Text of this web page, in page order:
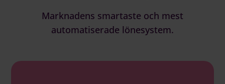
Marknadens smartaste och mest
automatiserade lönesystem.